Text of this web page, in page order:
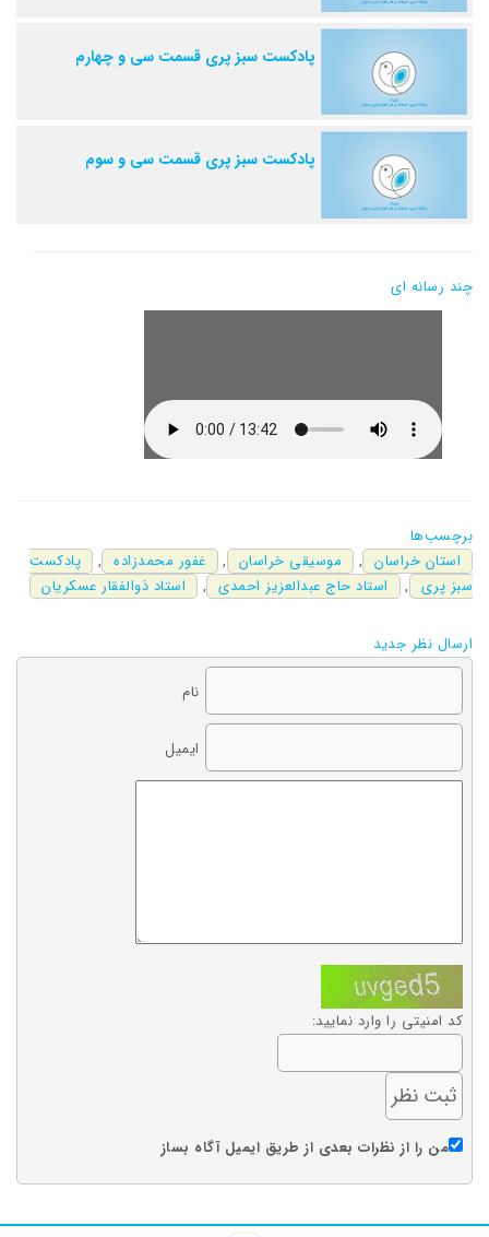
پادکست سبز پری قسمت سی و چهارم
پادکست سبز پری قسمت سی و سوم
چند رسانه ای
برچسب‌ها
استان خراسان , موسیقی خراسان , غفور محمدزاده ,
پادکست
سبز پری
, استاد حاج عبدالعزیز احمدی , استاد ذوالفقار عسکریان
ارسال نظر جدید
نام
ایمیل
کد امنیتی را وارد نمایید:
من را از نظرات بعدی از طریق ایمیل آگاه بساز